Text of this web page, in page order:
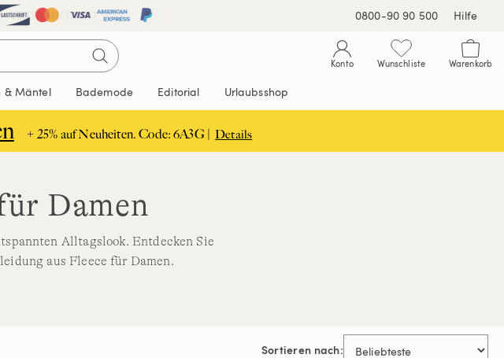
VERTRAUEN SEIT 1963 0800-90 90 500 Hilfe
Konto Wunschliste Warenkorb
& Mäntel Bademode Editorial Urlaubsshop
+ 25% auf Neuheiten. Code: 6A3G | Details
Damen
Alltagslook. Entdecken Sie
aus Fleece für Damen.
Sortieren nach: